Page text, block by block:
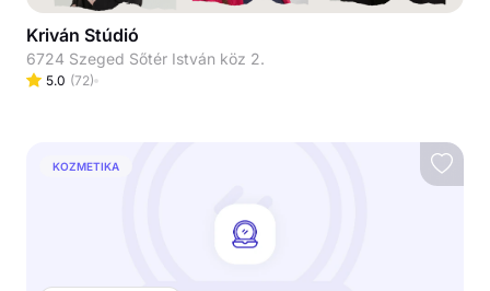
Kriván Stúdió
6724 Szeged Sőtér István köz 2.
5.0 (72)
KOZMETIKA